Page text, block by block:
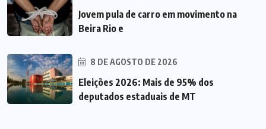
Jovem pula de carro em movimento na
Beira Rio e
8 DE AGOSTO DE 2026
Eleições 2026: Mais de 95% dos
deputados estaduais de MT